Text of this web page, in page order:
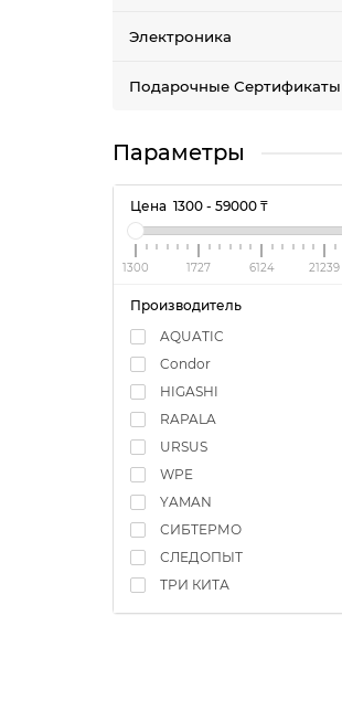
Электроника
Подарочные Сертификаты
Параметры
Цена 1300 - 59000 ₸
1300 1727 6124 21239
Производитель
AQUATIC
Condor
HIGASHI
RAPALA
URSUS
WPE
YAMAN
СИБТЕРМО
СЛЕДОПЫТ
ТРИ КИТА